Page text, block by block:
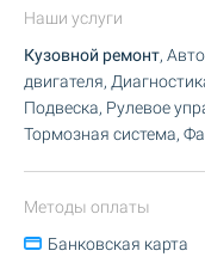
Наши услуги
Кузовной ремонт,
двигателя,
Подвеска, Рулевое
Тормозная система,
Методы оплаты
Банковская карта